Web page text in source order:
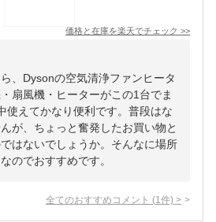
価格と在庫を楽天でチェック >>
、Dysonの空気清浄ファンヒータ
扇風機・ヒーターがこの1台でま
使えてかなり便利です。普段はな
が、ちょっと奮発したお買い物と
はないでしょうか。そんなに場所
のでおすすめです。
全てのおすすめコメント (1 件) >